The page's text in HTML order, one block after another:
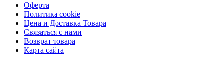
Оферта
Политика cookie
Цена и Доставка Товара
Связаться с нами
Возврат товара
Карта сайта